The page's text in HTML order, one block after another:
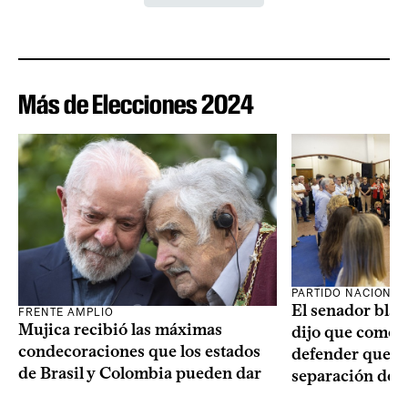
Más de Elecciones 2024
FRENTE AMPLIO
Mujica recibió las máximas
condecoraciones que los estados
de Brasil y Colombia pueden dar
PARTIDO NACIONAL
El senador
dijo que como
defender que
separación de